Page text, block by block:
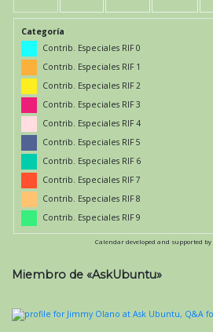
Categoría
Contrib. Especiales RIF 0
Contrib. Especiales RIF 1
Contrib. Especiales RIF 2
Contrib. Especiales RIF 3
Contrib. Especiales RIF 4
Contrib. Especiales RIF 5
Contrib. Especiales RIF 6
Contrib. Especiales RIF 7
Contrib. Especiales RIF 8
Contrib. Especiales RIF 9
Calendar developed and supported by
Miembro de «AskUbuntu»